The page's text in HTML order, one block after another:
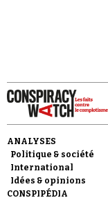
ANALYSES
Politique & société
International
Idées & opinions
CONSPIPÉDIA